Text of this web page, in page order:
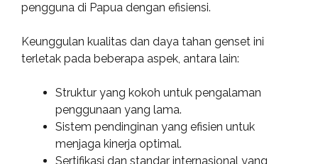
pengguna di Papua dengan efisiensi.
Keunggulan kualitas dan daya tahan genset ini
terletak pada beberapa aspek, antara lain:
Struktur yang kokoh untuk pengalaman
penggunaan yang lama.
Sistem pendinginan yang efisien untuk
menjaga kinerja optimal.
Sertifikasi dan standar internasional yang